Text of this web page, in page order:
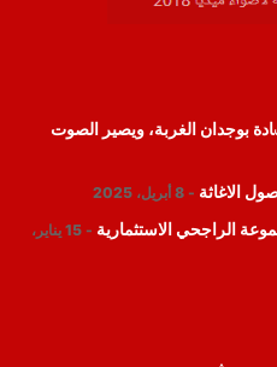
بوجدان الغربة، ويصير الصوت
الاغاثة 8 أبريل، 2025
الراجحي الاستثمارية
15 يناير،